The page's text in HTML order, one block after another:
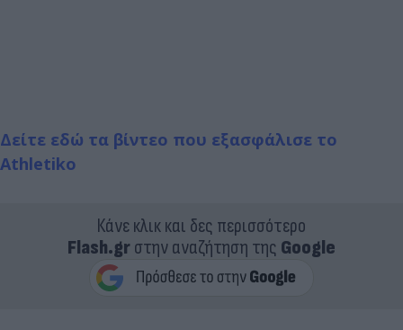
Δείτε εδώ τα βίντεο που εξασφάλισε το
Athletiko
Κάνε κλικ και δες περισσότερο
Flash.grστην αναζήτηση της Google